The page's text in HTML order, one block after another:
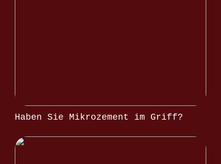
Haben Sie Mikrozement im Griff?